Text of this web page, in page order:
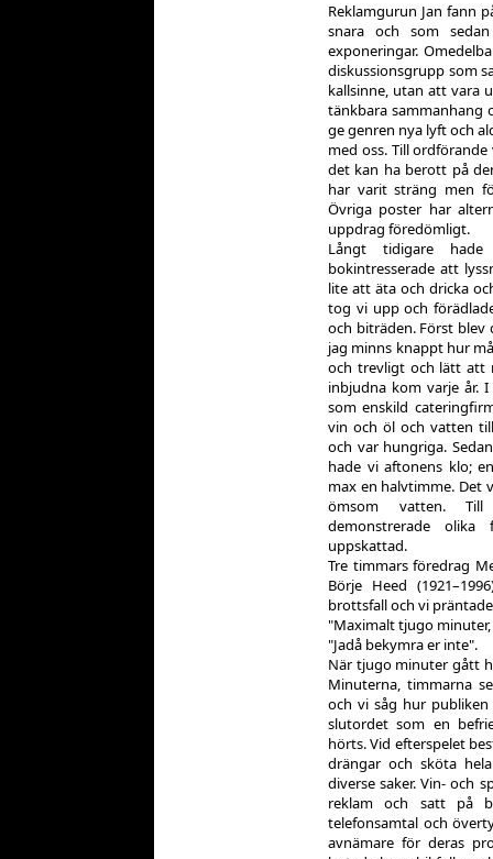
Reklamgurun Jan fann
snara och som
exponeringar.
diskussionsgrupp som
kallsinne, utan att vara
tänkbara sammanhang
ge genren nya lyft och
med oss. Till
det kan ha berott på
har varit sträng men
Övriga poster har
uppdrag föredömligt.
Långt tidigare
bokintresserade att
lite att äta och dricka
tog vi upp och
och biträden. Först blev
jag minns knappt hur
och trevligt och lätt att
inbjudna kom varje år.
som enskild
vin och öl och vatten
och var hungriga.
hade vi aftonens klo;
max en halvtimme. Det
ömsom vatten. Till
demonstrerade
uppskattad.
Tre timmars föredrag
Börje Heed
brottsfall och vi
"Maximalt tjugo
"Jadå bekymra er inte".
När tjugo minuter gått
Minuterna, timmarna
och vi såg hur
slutordet som en
hörts. Vid efterspelet
drängar och sköta
diverse saker. Vin- och
reklam och satt på
telefonsamtal och
avnämare för deras